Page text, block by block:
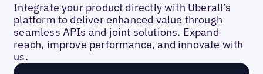
Integrate your product directly with Uberall’s
platform to deliver enhanced value through
seamless APIs and joint solutions. Expand
reach, improve performance, and innovate with
us.